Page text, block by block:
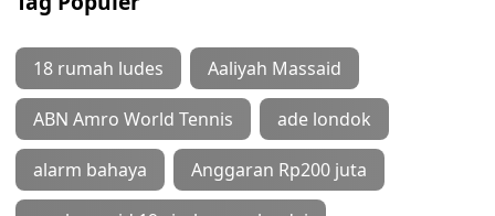
18 rumah ludes Aaliyah Massaid
ABN Amro World Tennis ade londok
alarm bahaya Anggaran Rp200 juta